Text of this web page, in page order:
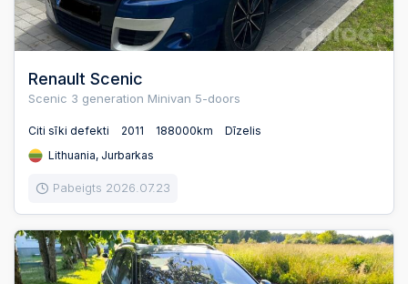
Renault Scenic
Scenic 3 generation Minivan 5-doors
Citi sīki defekti 2011 188000km
Dīzelis
Lithuania, Jurbarkas
Pabeigts 2026.07.23